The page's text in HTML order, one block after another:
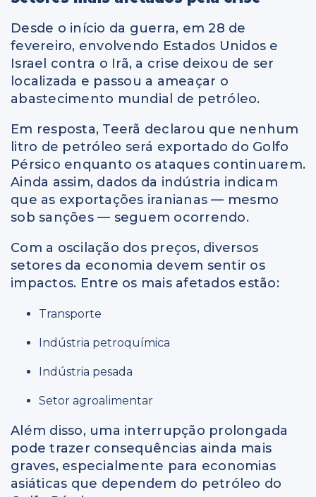
Desde o início da guerra, em 28 de
fevereiro, envolvendo Estados Unidos e
Israel contra o Irã, a crise deixou de ser
localizada e passou a ameaçar o
abastecimento mundial de petróleo.
Em resposta, Teerã declarou que nenhum
litro de petróleo será exportado do Golfo
Pérsico enquanto os ataques continuarem.
Ainda assim, dados da indústria indicam
que as exportações iranianas — mesmo
sob sanções — seguem ocorrendo.
Com a oscilação dos preços, diversos
setores da economia devem sentir os
impactos. Entre os mais afetados estão:
Transporte
Indústria petroquímica
Indústria pesada
Setor agroalimentar
Além disso, uma interrupção prolongada
pode trazer consequências ainda mais
graves, especialmente para economias
asiáticas que dependem do petróleo do